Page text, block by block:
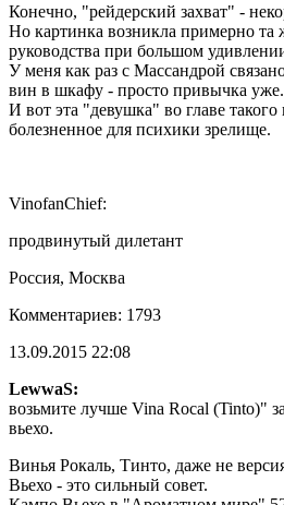
Конечно, "рейдерский захват" -
Но картинка возникла примерно та
руководства при большом
У меня как раз с Массандрой
вин в шкафу - просто привычка уже.
И вот эта "девушка" во главе
болезненное для психики зрелище.
VinofanChief:
продвинутый дилетант
Россия, Москва
Комментариев: 1793
13.09.2015 22:08
LewwaS:
возьмите лучше Vina Rocal (Tinto)"
вьехо.
Винья Рокаль, Тинто, даже не
Вьехо - это сильный совет.